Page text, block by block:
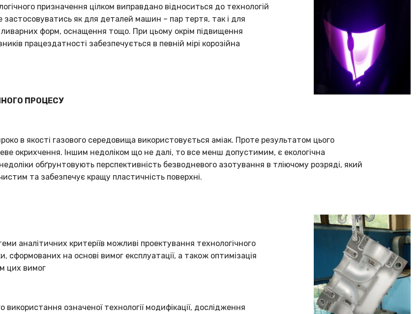
призначення цілком виправдано відноситься до технологій
застосовуватись як для деталей машин – пар тертя, так і для
форм, оснащення тощо. При цьому окрім підвищення
працездатності забезпечується в певній мірі корозійна
ПРОЦЕСУ
в якості газового середовища використовується аміак. Проте результатом цього
окрихчення. Іншим недоліком що не далі, то все менш допустимим, є екологічна
обґрунтовують перспективність безводневого азотування в тліючому розряді, який
та забезпечує кращу пластичність поверхні.
аналітичних критеріїв можливі проектування технологічного
сформованих на основі вимог експлуатації, а також оптимізація
цих вимог
означеної технології модифікації, дослідження